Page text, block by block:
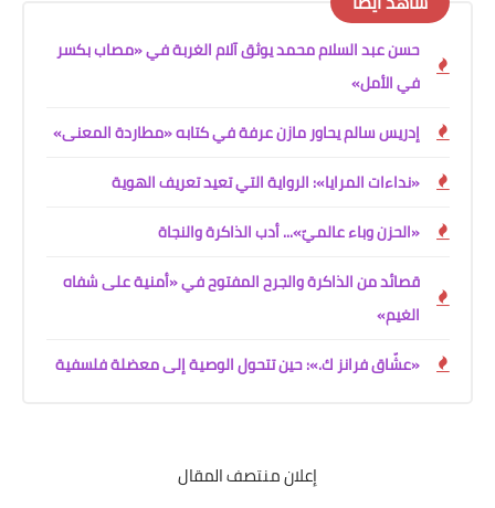
حسن عبد السلام محمد يوثق آلام الغربة في «مصاب بكسر
في الأمل»
إدريس سالم يحاور مازن عرفة في كتابه «مطاردة المعنى»
«نداءات المرايا»: الرواية التي تعيد تعريف الهوية
«الحزن وباء عالميّ»... أدب الذاكرة والنجاة
قصائد من الذاكرة والجرح المفتوح في «أمنية على شفاه
الغيم»
«عشّاق فرانز ك.»: حين تتحول الوصية إلى معضلة فلسفية
إعلان منتصف المقال